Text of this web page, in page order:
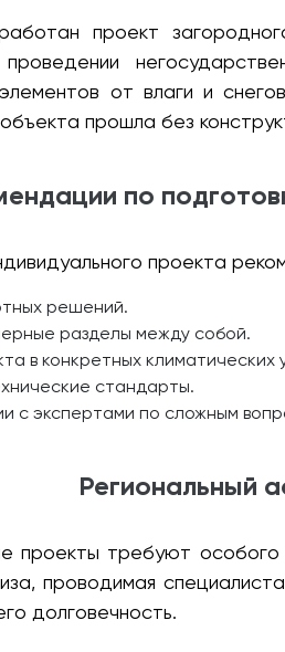
проект загородного
от влаги и
прошла без
по
проекта
решений.
разделы между собой.
в конкретных климатических
стандарты.
с экспертами по сложным
Региональный
проекты требуют
проводимая
долговечность.